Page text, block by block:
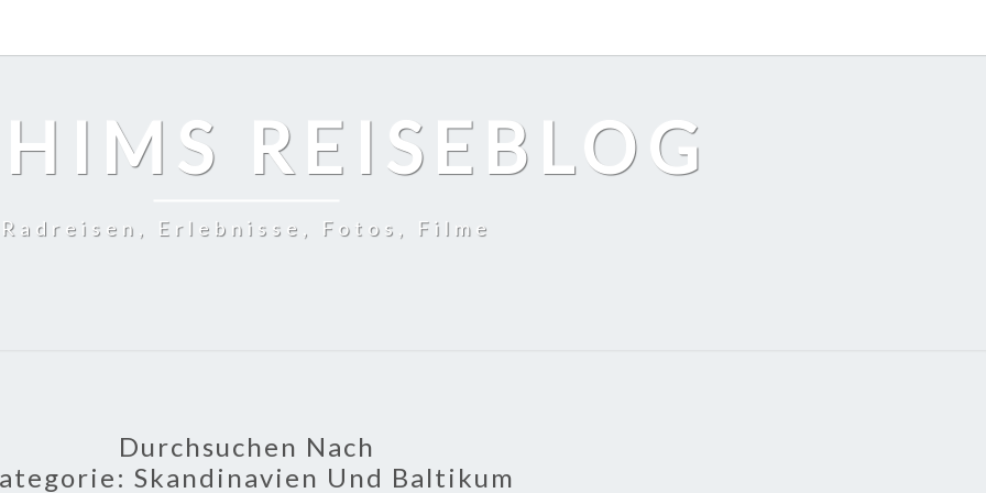
REISEBLOG
Radreisen, Erlebnisse, Fotos, Filme
Durchsuchen Nach
Skandinavien Und Baltikum